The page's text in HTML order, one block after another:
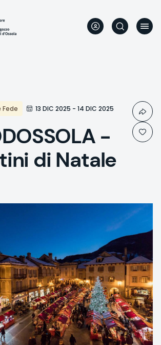
13 DIC 2025 - 14 DIC 2025
-
di Natale